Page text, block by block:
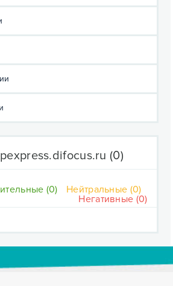
(0)
(0)
Нейтральные (0)
Негативные (0)